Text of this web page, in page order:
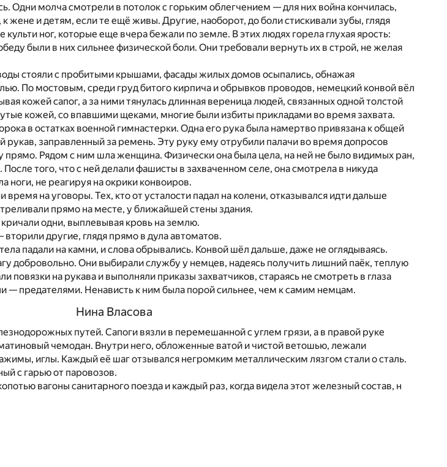
Одни молча смотрели в потолок с горьким облегчением — для них война кончилась,
жене и детям, если те ещё живы. Другие, наоборот, до боли стискивали зубы, глядя
культи ног, которые еще вчера бежали по земле. В этих людях горела глухая ярость:
были в них сильнее физической боли. Они требовали вернуть их в строй, не желая
стояли с пробитыми крышами, фасады жилых домов осыпались, обнажая
По мостовым, среди груд битого кирпича и обрывков проводов, немецкий конвой вёл
кожей сапог, а за ними тянулась длинная вереница людей, связанных одной толстой
кожей, со впавшими щеками, многие были избиты прикладами во время захвата.
в остатках военной гимнастерки. Одна его рука была намертво привязана к общей
рукав, заправленный за ремень. Эту руку ему отрубили палачи во время допросов
прямо. Рядом с ним шла женщина. Физически она была цела, на ней не было видимых ран,
того, что с ней делали фашисты в захваченном селе, она смотрела в никуда
ноги, не реагируя на окрики конвоиров.
на уговоры. Тех, кто от усталости падал на колени, отказывался идти дальше
прямо на месте, у ближайшей стены здания.
одни, выплевывая кровь на землю.
другие, глядя прямо в дула автоматов.
падали на камни, и слова обрывались. Конвой шёл дальше, даже не оглядываясь.
добровольно. Они выбирали службу у немцев, надеясь получить лишний паёк, теплую
повязки на рукава и выполняли приказы захватчиков, стараясь не смотреть в глаза
— предателями. Ненависть к ним была порой сильнее, чем к самим немцам.
Нина Власова
путей. Сапоги вязли в перемешанной с углем грязи, а в правой руке
чемодан. Внутри него, обложенные ватой и чистой ветошью, лежали
иглы. Каждый её шаг отзывался негромким металлическим лязгом стали о сталь.
с гарью от паровозов.
вагоны санитарного поезда и каждый раз, когда видела этот железный состав, н